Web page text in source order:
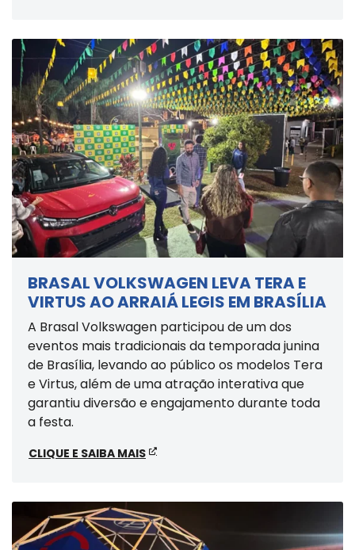
BRASAL VOLKSWAGEN LEVA TERA E
VIRTUS AO ARRAIÁ LEGIS EM BRASÍLIA
A Brasal Volkswagen participou de um dos
eventos mais tradicionais da temporada junina
de Brasília, levando ao público os modelos Tera
e Virtus, além de uma atração interativa que
garantiu diversão e engajamento durante toda
a festa.
CLIQUE E SAIBA MAIS